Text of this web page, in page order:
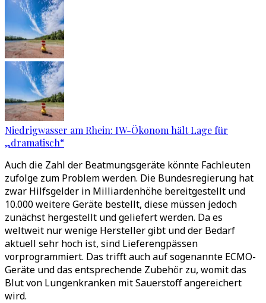
Niedrigwasser am Rhein: IW-Ökonom hält Lage für
„dramatisch“
Auch die Zahl der Beatmungsgeräte könnte Fachleuten
zufolge zum Problem werden. Die Bundesregierung hat
zwar Hilfsgelder in Milliardenhöhe bereitgestellt und
10.000 weitere Geräte bestellt, diese müssen jedoch
zunächst hergestellt und geliefert werden. Da es
weltweit nur wenige Hersteller gibt und der Bedarf
aktuell sehr hoch ist, sind Lieferengpässen
vorprogrammiert. Das trifft auch auf sogenannte ECMO-
Geräte und das entsprechende Zubehör zu, womit das
Blut von Lungenkranken mit Sauerstoff angereichert
wird.